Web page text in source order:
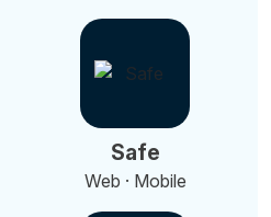
Safe
Web · Mobile